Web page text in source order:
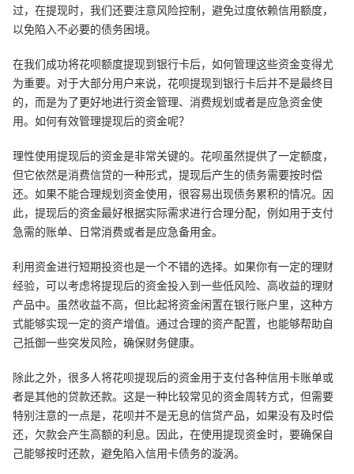
过，在提现时，我们还要注意风险控制，避免过度依赖信用额度，
以免陷入不必要的债务困境。
在我们成功将花呗额度提现到银行卡后，如何管理这些资金变得尤
为重要。对于大部分用户来说，花呗提现到银行卡后并不是最终目
的，而是为了更好地进行资金管理、消费规划或者是应急资金使
用。如何有效管理提现后的资金呢？
理性使用提现后的资金是非常关键的。花呗虽然提供了一定额度，
但它依然是消费信贷的一种形式，提现后产生的债务需要按时偿
还。如果不能合理规划资金使用，很容易出现债务累积的情况。因
此，提现后的资金最好根据实际需求进行合理分配，例如用于支付
急需的账单、日常消费或者是应急备用金。
利用资金进行短期投资也是一个不错的选择。如果你有一定的理财
经验，可以考虑将提现后的资金投入到一些低风险、高收益的理财
产品中。虽然收益不高，但比起将资金闲置在银行账户里，这种方
式能够实现一定的资产增值。通过合理的资产配置，也能够帮助自
己抵御一些突发风险，确保财务健康。
除此之外，很多人将花呗提现后的资金用于支付各种信用卡账单或
者是其他的贷款还款。这是一种比较常见的资金周转方式，但需要
特别注意的一点是，花呗并不是无息的信贷产品，如果没有及时偿
还，欠款会产生高额的利息。因此，在使用提现资金时，要确保自
己能够按时还款，避免陷入信用卡债务的漩涡。